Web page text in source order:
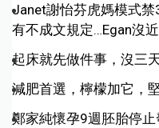
Janet謝怡芬虎媽模式
有不成文規定…Egan沒
起床就先做件事，沒三
減肥首選，檸檬加它，
鄭家純懷孕9週胚胎停